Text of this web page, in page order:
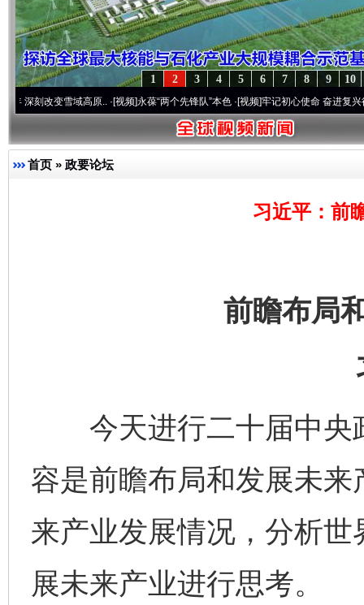
10
9
8
7
6
5
4
3
2
1
改变雪域高原..·[视频]永葆“两个先锋队”本色·[视频]牢记初心使命 奋进复兴征程丨
首页 » 政要论坛
习近平：前
前瞻布局
今天进行二十届中央
容是前瞻布局和发展未
来产业发展情况，分析
展未来产业进行思考。